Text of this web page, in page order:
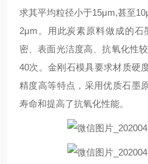
求其平均粒径小于15μm,甚至
2μm。用此炭素原料做成的
密、表面光洁度高、抗氧化性
40次。金刚石模具要求材质硬
精度高等特点，采用优质石墨
寿命和提高了抗氧化性能。